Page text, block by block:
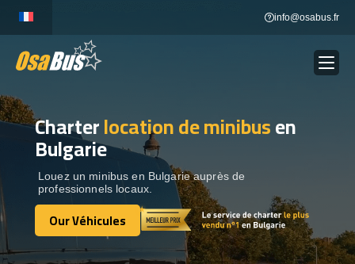
content
info@osabus.fr
LOCATION DE BUS Show dropdown
DESTINATIONS
OUR VÉHICULES
Charterlocation de minibusen
Bulgarie
Louez un minibus en Bulgarie auprès de
professionnels locaux.
Our Véhicules
Our Véhicules